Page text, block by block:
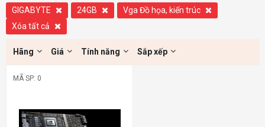
GIGABYTE 24GB
Vga Đồ họa, kiến trúc
Xóa tất cả
Hãng Giá Tính năng Sắp xếp
MÃ SP: 0